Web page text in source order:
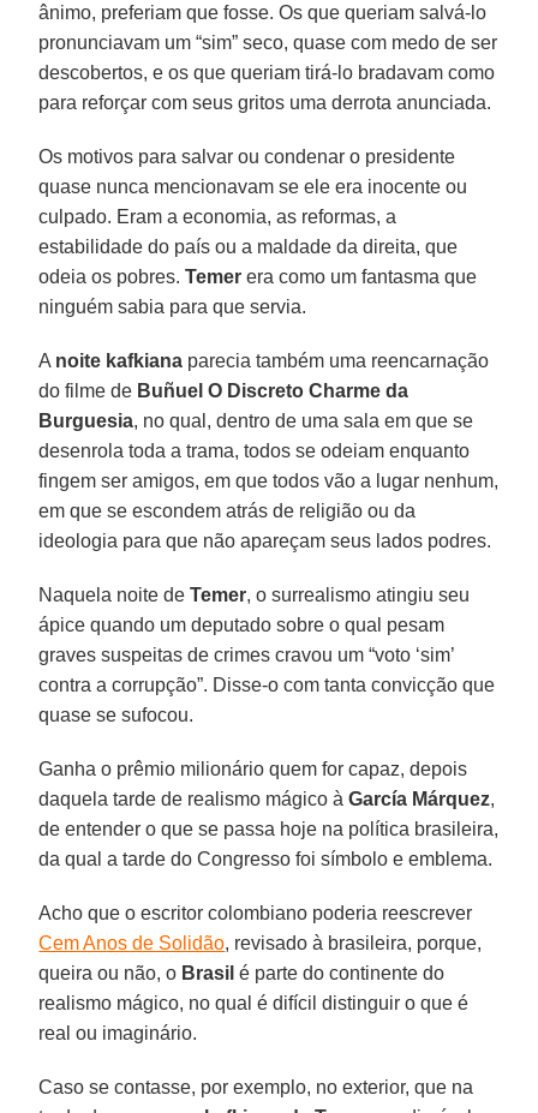
ânimo, preferiam que fosse. Os que queriam salvá-lo
pronunciavam um “sim” seco, quase com medo de ser
descobertos, e os que queriam tirá-lo bradavam como
para reforçar com seus gritos uma derrota anunciada.
Os motivos para salvar ou condenar o presidente
quase nunca mencionavam se ele era inocente ou
culpado. Eram a economia, as reformas, a
estabilidade do país ou a maldade da direita, que
odeia os pobres.Temer era como um fantasma que
ninguém sabia para que servia.
A noite kafkiana parecia também uma reencarnação
do filme de Buñuel O Discreto Charme da
Burguesia, no qual, dentro de uma sala em que se
desenrola toda a trama, todos se odeiam enquanto
fingem ser amigos, em que todos vão a lugar nenhum,
em que se escondem atrás de religião ou da
ideologia para que não apareçam seus lados podres.
Naquela noite deTemer, o surrealismo atingiu seu
ápice quando um deputado sobre o qual pesam
graves suspeitas de crimes cravou um “voto ‘sim’
contra a corrupção”. Disse-o com tanta convicção que
quase se sufocou.
Ganha o prêmio milionário quem for capaz, depois
daquela tarde de realismo mágico àGarcía Márquez,
de entender o que se passa hoje na política brasileira,
da qual a tarde do Congresso foi símbolo e emblema.
Acho que o escritor colombiano poderia reescrever
Cem Anos de Solidão, revisado à brasileira, porque,
queira ou não, o Brasil é parte do continente do
realismo mágico, no qual é difícil distinguir o que é
real ou imaginário.
Caso se contasse, por exemplo, no exterior, que na